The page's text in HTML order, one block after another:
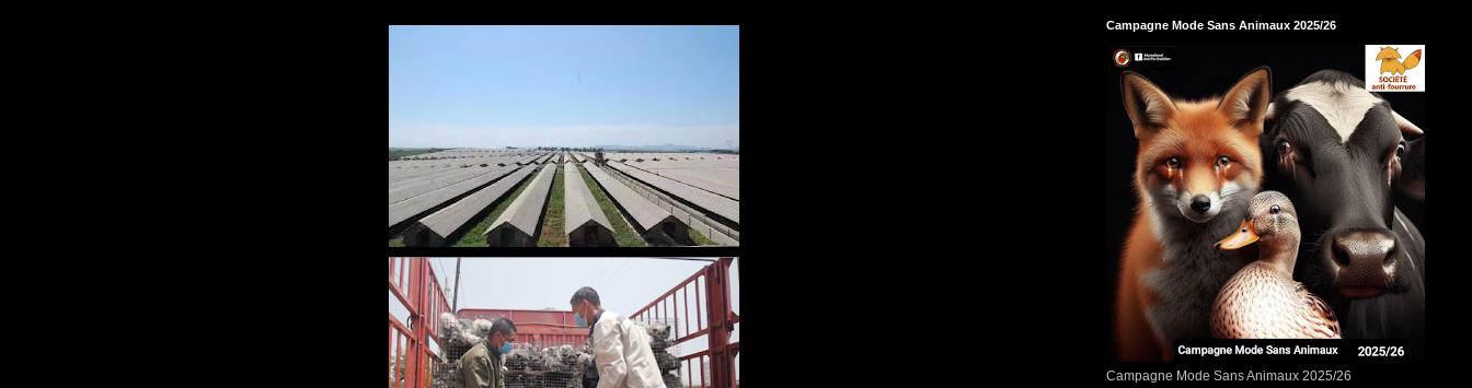
Campagne Mode Sans Animaux 2025/26
Campagne Mode Sans Animaux 2025/26